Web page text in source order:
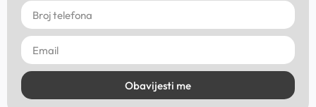
Obavijesti me